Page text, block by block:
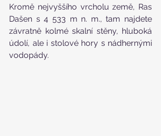
Kromě nejvyššího vrcholu země, Ras
Dašen s 4 533 m n. m., tam najdete
závratně kolmé skalní stěny, hluboká
údolí, ale i stolové hory s nádhernými
vodopády.